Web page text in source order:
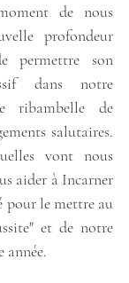
de nous
profondeur
permettre son
dans notre
ribambelle de
salutaires.
vont nous
aider à Incarner
pour le mettre au
et de notre
année.